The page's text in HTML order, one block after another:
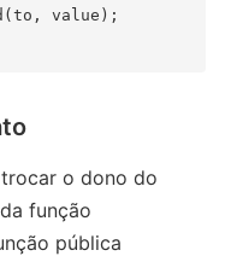
value);
o dono do
função
pública